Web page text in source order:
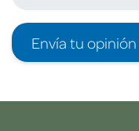
Envía tu opinión